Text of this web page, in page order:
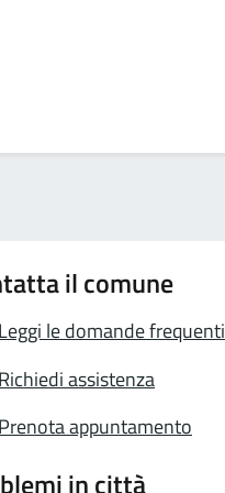
il comune
Leggi le domande frequenti
Richiedi assistenza
Prenota appuntamento
in città